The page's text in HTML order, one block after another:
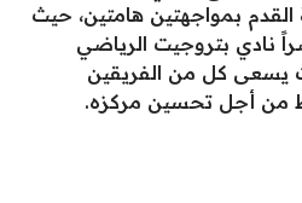
بمواجهتين هامتين، حيث
نادي بتروجيت الرياضي
يسعى كل من الفريقين
من أجل تحسين مركزه.